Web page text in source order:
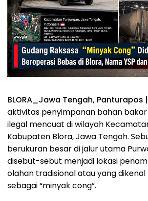
BLORA_Jawa Tengah, Panturapos |
aktivitas penyimpanan bahan
ilegal mencuat di wilayah
Kabupaten Blora, Jawa Tengah.
berukuran besar di jalur utama
disebut-sebut menjadi lokasi
olahan tradisional atau yang
sebagai “minyak cong”.